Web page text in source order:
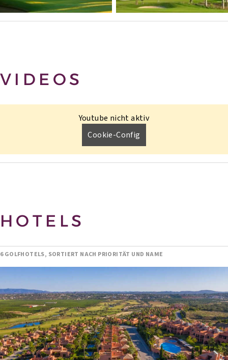
VIDEOS
Youtube nicht aktiv
Cookie-Config
HOTELS
6 GOLFHOTELS, SORTIERT NACH PRIORITÄT UND NAME